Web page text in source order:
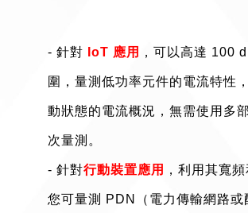
- 針對 IoT 應用 ，可以高達 100
圍，量測低功率元件的電流特性
動狀態的電流概況，無需使用多
次量測。
- 針對行動裝置應用 ，利用其寬
您可量測 PDN（電力傳輸網路或